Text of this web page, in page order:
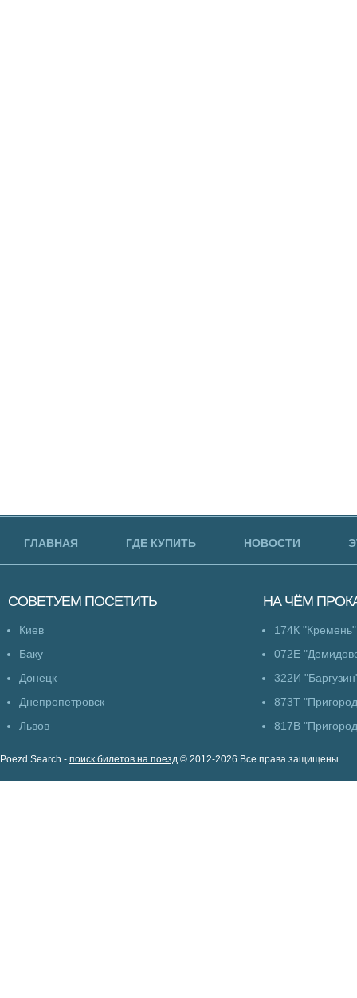
ГЛАВНАЯ ГДЕ КУПИТЬ НОВОСТИ
СОВЕТУЕМ ПОСЕТИТЬ
Киев
Баку
Донецк
Днепропетровск
Львов
НА ЧЁМ
174К "Кремень"
072Е
322И
873Т
817В
Poezd Search - поиск билетов на поезд © 2012-2026 Все права защищены